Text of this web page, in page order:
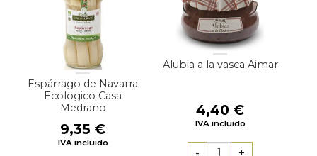
Espárrago de Navarra
Ecologico Casa
Medrano
9,35 €
IVA incluido
Alubia a la vasca Aimar
4,40 €
IVA incluido